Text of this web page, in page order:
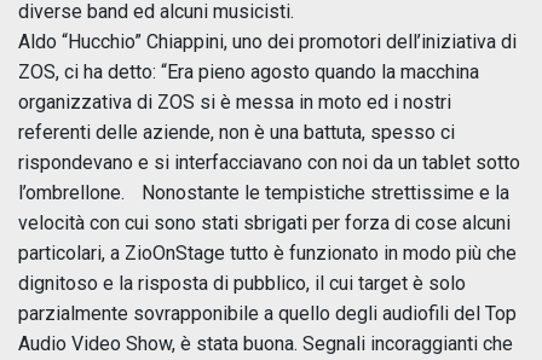
diverse band ed alcuni musicisti.
Aldo “Hucchio” Chiappini, uno dei promotori dell’iniziativa di
ZOS, ci ha detto: “Era pieno agosto quando la macchina
organizzativa di ZOS si è messa in moto ed i nostri
referenti delle aziende, non è una battuta, spesso ci
rispondevano e si interfacciavano con noi da un tablet sotto
l’ombrellone. Nonostante le tempistiche strettissime e la
velocità con cui sono stati sbrigati per forza di cose alcuni
particolari, a ZioOnStage tutto è funzionato in modo più che
dignitoso e la risposta di pubblico, il cui target è solo
parzialmente sovrapponibile a quello degli audiofili del Top
Audio Video Show, è stata buona. Segnali incoraggianti che